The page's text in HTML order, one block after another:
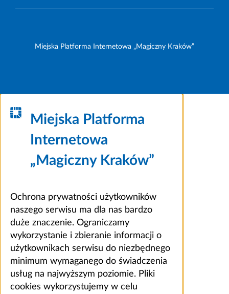
Miejska Platforma Internetowa „Magiczny Kraków”
Miejska Platforma
Internetowa
„Magiczny Kraków”
Ochrona prywatności użytkowników
naszego serwisu ma dla nas bardzo
duże znaczenie. Ograniczamy
wykorzystanie i zbieranie informacji o
użytkownikach serwisu do niezbędnego
minimum wymaganego do świadczenia
usług na najwyższym poziomie. Pliki
cookies wykorzystujemy w celu